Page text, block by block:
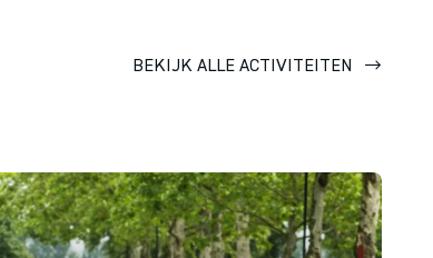
BEKIJK ALLE ACTIVITEITEN